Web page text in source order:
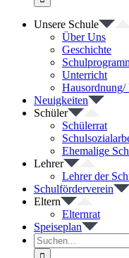
Unsere Schule
Über Uns
Geschichte
Unterricht
Hausordnung/
Neuigkeiten
Schüler
Schülerrat
Ehemalige
Lehrer
Lehrer der
Schulförderverein
Eltern
Elternrat
Speiseplan
Suche
nach: